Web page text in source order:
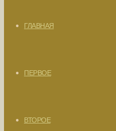
ГЛАВНАЯ
ПЕРВОЕ
ВТОРОЕ